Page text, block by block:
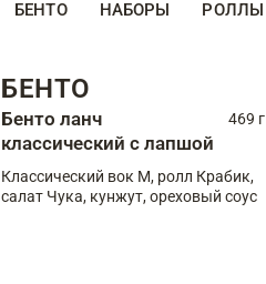
БЕНТО НАБОРЫ РОЛЛЫ
БЕНТО
Бенто ланч
классический с лапшой
469 г
Классический вок М, ролл Крабик,
салат Чука, кунжут, ореховый соус